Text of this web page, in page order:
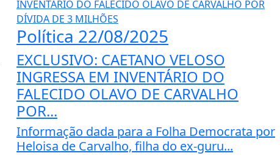
Política 22/08/2025
EXCLUSIVO: CAETANO VELOSO
INGRESSA EM INVENTÁRIO DO
FALECIDO OLAVO DE CARVALHO
POR...
Informação dada para a Folha Democrata por
Heloisa de Carvalho, filha do ex-guru...